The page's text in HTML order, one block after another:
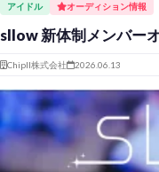
アイドル オーディション情報
sllow 新体制メンバー
Chipll株式会社 2026.06.13